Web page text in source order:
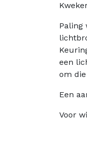
Paling
een
om
Een
Voor